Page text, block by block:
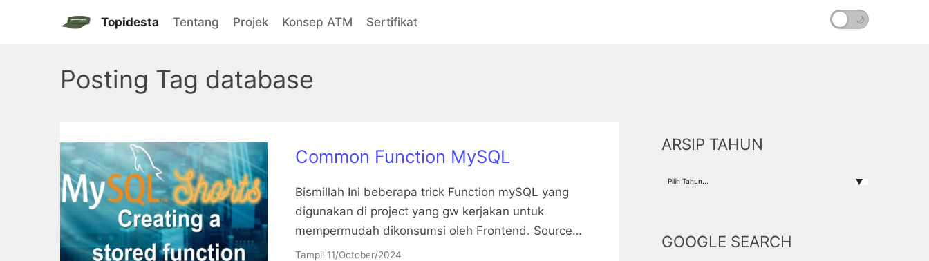
Topidesta Tentang Projek Konsep ATM Sertifikat 🌙
Posting Tag database
Common Function MySQL
Bismillah Ini beberapa trick Function mySQL yang
digunakan di project yang gw kerjakan untuk
mempermudah dikonsumsi oleh Frontend. Source…
Tampil 11/October/2024
ARSIP TAHUN
GOOGLE SEARCH